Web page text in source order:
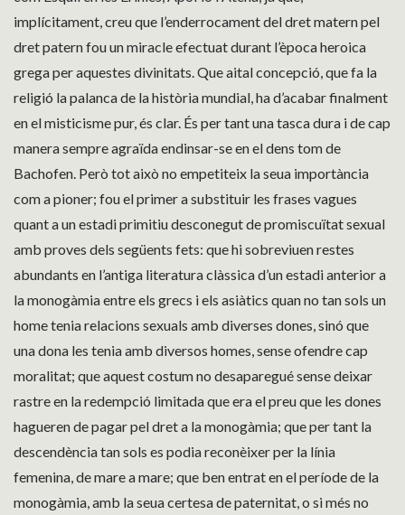
implícitament, creu que l’enderrocament del dret matern pel
dret patern fou un miracle efectuat durant l’època heroica
grega per aquestes divinitats. Que aital concepció, que fa la
religió la palanca de la història mundial, ha d’acabar finalment
en el misticisme pur, és clar. És per tant una tasca dura i de cap
manera sempre agraïda endinsar-se en el dens tom de
Bachofen. Però tot això no empetiteix la seua importància
com a pioner; fou el primer a substituir les frases vagues
quant a un estadi primitiu desconegut de promiscuïtat sexual
amb proves dels següents fets: que hi sobreviuen restes
abundants en l’antiga literatura clàssica d’un estadi anterior a
la monogàmia entre els grecs i els asiàtics quan no tan sols un
home tenia relacions sexuals amb diverses dones, sinó que
una dona les tenia amb diversos homes, sense ofendre cap
moralitat; que aquest costum no desaparegué sense deixar
rastre en la redempció limitada que era el preu que les dones
hagueren de pagar pel dret a la monogàmia; que per tant la
descendència tan sols es podia reconèixer per la línia
femenina, de mare a mare; que ben entrat en el període de la
monogàmia, amb la seua certesa de paternitat, o si més no